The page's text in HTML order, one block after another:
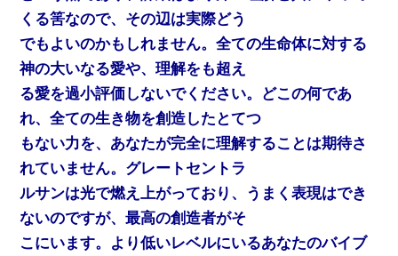
くる筈なので、その辺は実際どう
でもよいのかもしれません。全ての生命体に対する
神の大いなる愛や、理解をも超え
る愛を過小評価しないでください。どこの何であ
れ、全ての生き物を創造したとてつ
もない力を、あなたが完全に理解することは期待さ
れていません。グレートセントラ
ルサンは光で燃え上がっており、うまく表現はでき
ないのですが、最高の創造者がそ
こにいます。より低いレベルにいるあなたのバイブ